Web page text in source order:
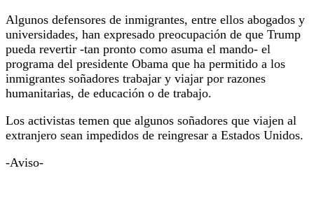
Algunos defensores de inmigrantes, entre ellos abogados y
universidades, han expresado preocupación de que Trump
pueda revertir -tan pronto como asuma el mando- el
programa del presidente Obama que ha permitido a los
inmigrantes soñadores trabajar y viajar por razones
humanitarias, de educación o de trabajo.
Los activistas temen que algunos soñadores que viajen al
extranjero sean impedidos de reingresar a Estados Unidos.
-Aviso-